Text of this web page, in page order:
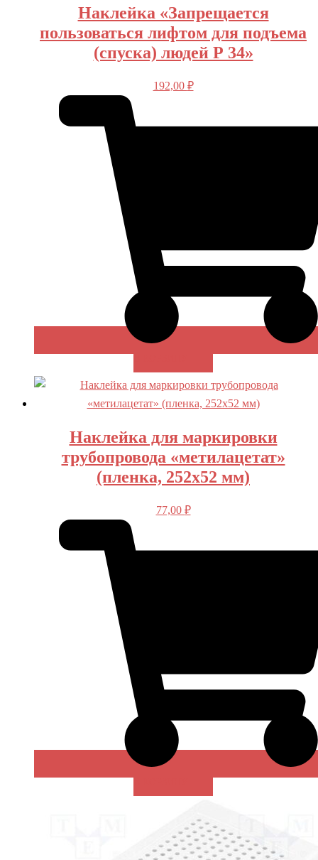
Наклейка «Запрещается
пользоваться лифтом для подъема
(спуска) людей Р 34»
192,00 ₽
Наклейка для маркировки
трубопровода «метилацетат»
(пленка, 252х52 мм)
77,00 ₽